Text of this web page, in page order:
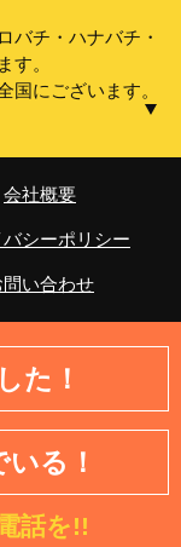
バチ・ハナバチ・
す。
国にございます。
、台東区、墨田
田谷区、渋谷
市、立川市、武
、国分寺市、国
、東久留米市、
、西多摩郡檜原
西区・中区・南
・戸塚区・港南
葉区・都筑区・
会社概要
シーポリシー
問い合わせ
た！
る！
話を!!